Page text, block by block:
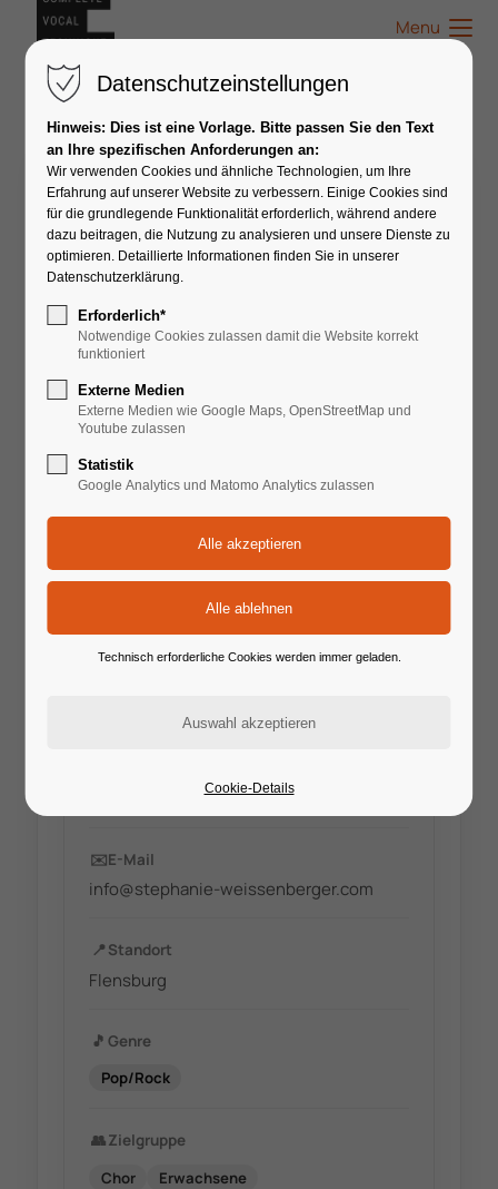
Menu
Stephanie Weissenberger
www.stephanie-weissenberger.com
✉️E-Mail
info@stephanie-weissenberger.com
📍 Standort
Flensburg
🎵 Genre
Pop/Rock
👥Zielgruppe
Chor
Erwachsene
Datenschutzeinstellungen
Hinweis: Dies ist eine Vorlage. Bitte passen Sie den Text
an Ihre spezifischen Anforderungen an:
Wir verwenden Cookies und ähnliche Technologien, um Ihre
Erfahrung auf unserer Website zu verbessern. Einige Cookies sind
für die grundlegende Funktionalität erforderlich, während andere
dazu beitragen, die Nutzung zu analysieren und unsere Dienste zu
optimieren. Detaillierte Informationen finden Sie in unserer
Datenschutzerklärung.
Erforderlich*
Notwendige Cookies zulassen damit die Website korrekt
funktioniert
Externe Medien
Externe Medien wie Google Maps, OpenStreetMap und
Youtube zulassen
Statistik
Google Analytics und Matomo Analytics zulassen
Technisch erforderliche Cookies werden immer geladen.
Cookie-Details